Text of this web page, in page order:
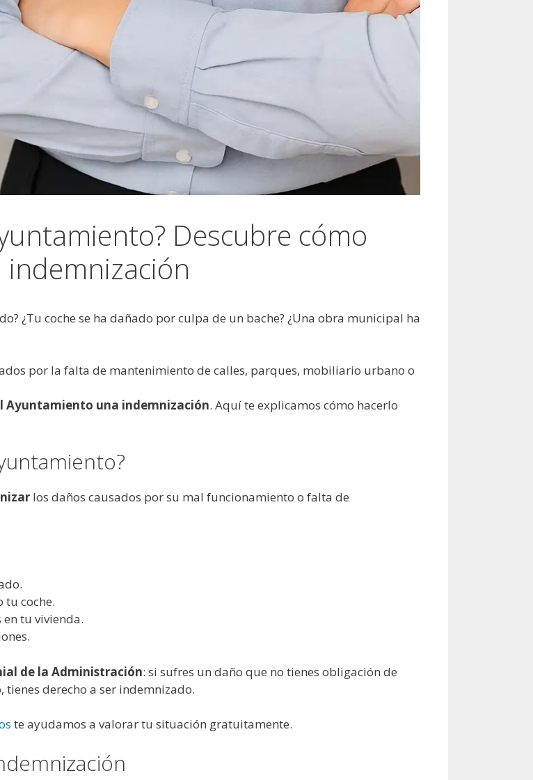
Descubre cómo
¿Tu coche se ha dañado por culpa de un bache? ¿Una obra municipal ha
por la falta de mantenimiento de calles, parques, mobiliario urbano o
Ayuntamiento una indemnización. Aquí te explicamos cómo hacerlo
los daños causados por su mal funcionamiento o falta de
tu coche.
tu vivienda.
de la Administración: si sufres un daño que no tienes obligación de
derecho a ser indemnizado.
te ayudamos a valorar tu situación gratuitamente.